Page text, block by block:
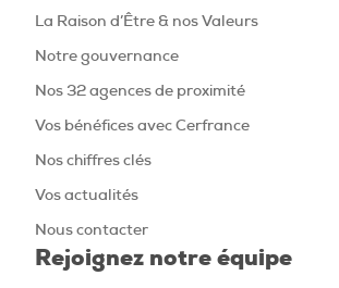
La Raison d’Être & nos Valeurs
Notre gouvernance
Nos 32 agences de proximité
Vos bénéfices avec Cerfrance
Nos chiffres clés
Vos actualités
Nous contacter
Rejoignez notre équipe